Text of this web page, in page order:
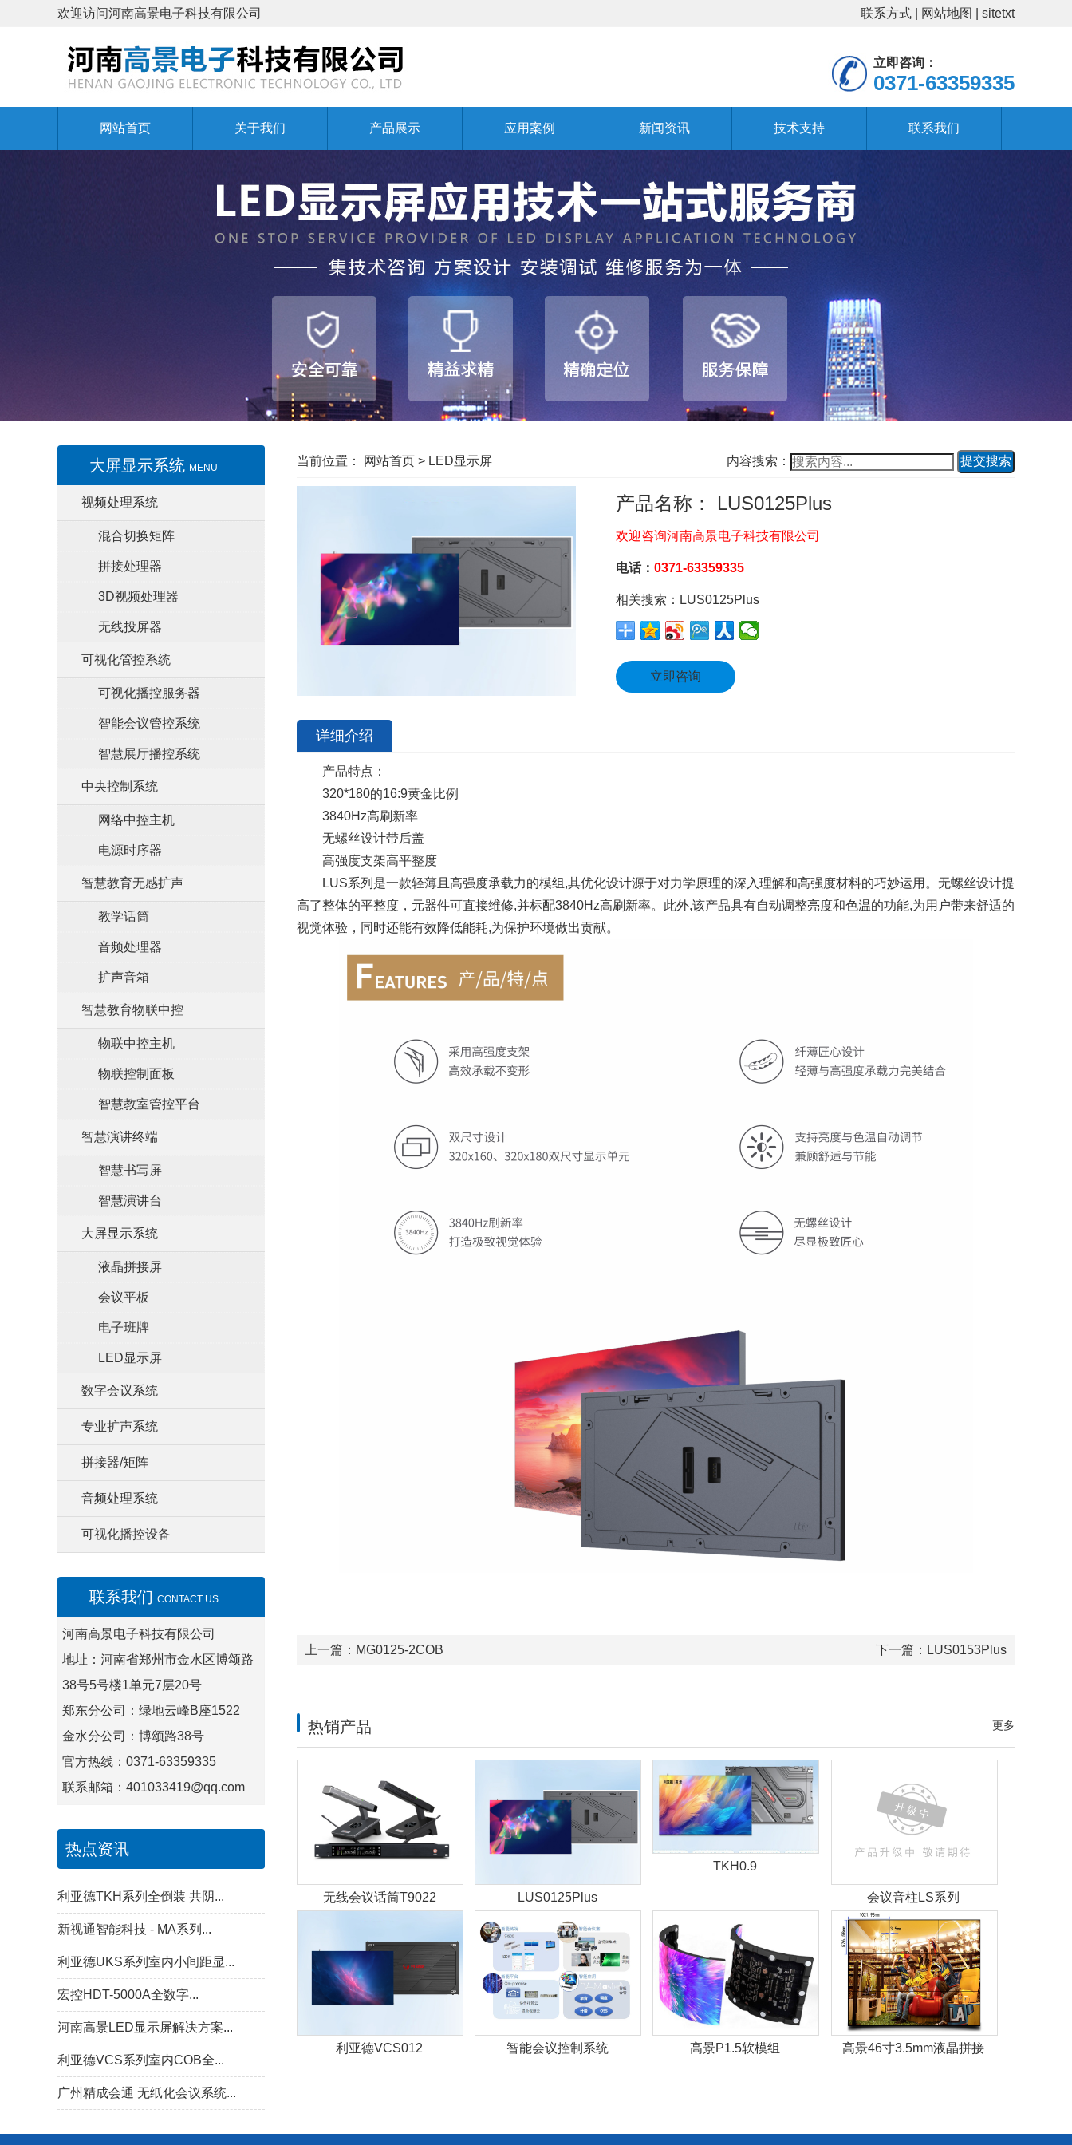
欢迎访问河南高景电子科技有限公司 联系方式 网站地图 sitetxt
立即咨询：
0371-63359335
网站首页 关于我们 产品展示 应用案例 新闻资讯 技术支持 联系我们
大屏显示系统 MENU
视频处理系统
混合切换矩阵
拼接处理器
3D视频处理器
无线投屏器
可视化管控系统
可视化播控服务器
智能会议管控系统
智慧展厅播控系统
中央控制系统
网络中控主机
电源时序器
智慧教育无感扩声
教学话筒
音频处理器
扩声音箱
智慧教育物联中控
物联中控主机
物联控制面板
智慧教室管控平台
智慧演讲终端
智慧书写屏
智慧演讲台
大屏显示系统
液晶拼接屏
会议平板
电子班牌
LED显示屏
数字会议系统
专业扩声系统
拼接器/矩阵
音频处理系统
可视化播控设备
联系我们 CONTACT US
河南高景电子科技有限公司
地址：河南省郑州市金水区博颂路
38号5号楼1单元7层20号
郑东分公司：绿地云峰B座1522
金水分公司：博颂路38号
官方热线：0371-63359335
联系邮箱：401033419@qq.com
热点资讯
利亚德TKH系列全倒装 共阴...
新视通智能科技 - MA系列...
利亚德UKS系列室内小间距显...
宏控HDT-5000A全数字...
河南高景LED显示屏解决方案...
利亚德VCS系列室内COB全...
广州精成会通 无纸化会议系统...
当前位置： 网站首页 > LED显示屏 内容搜索：
产品名称： LUS0125Plus
欢迎咨询河南高景电子科技有限公司
电话： 0371-63359335
相关搜索：LUS0125Plus
立即咨询
详细介绍
产品特点：
320*180的16:9黄金比例
3840Hz高刷新率
无螺丝设计带后盖
高强度支架高平整度
LUS系列是一款轻薄且高强度承载力的模组,其优化设计源于对力学原理的深入理解和高强度材料的巧妙运用。无螺丝设计提
高了整体的平整度，元器件可直接维修,并标配3840Hz高刷新率。此外,该产品具有自动调整亮度和色温的功能,为用户带来舒适的
视觉体验，同时还能有效降低能耗,为保护环境做出贡献。
上一篇： MG0125-2COB 下一篇： LUS0153Plus
更多
热销产品
无线会议话筒T9022 LUS0125Plus
TKH0.9
会议音柱LS系列
利亚德VCS012 智能会议控制系统 高景P1.5软模组 高景46寸3.5mm液晶拼接